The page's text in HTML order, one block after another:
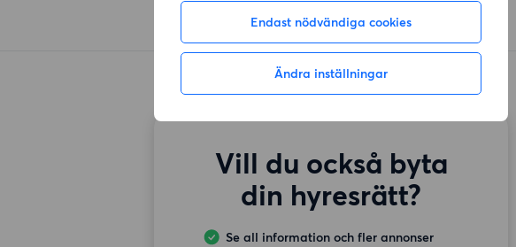
Endast nödvändiga cookies
Ändra inställningar
Vill du också byta
din hyresrätt?
Se all information och fler annonser